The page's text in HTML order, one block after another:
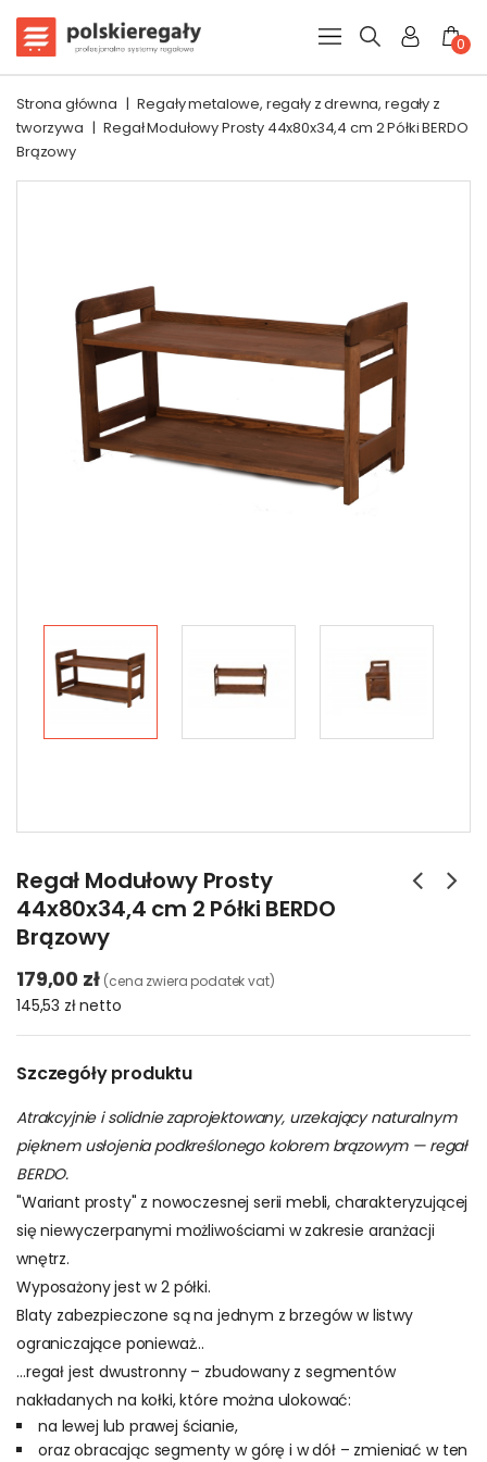
0
Strona główna | Regały metalowe, regały z drewna, regały z
tworzywa | Regał Modułowy Prosty 44x80x34,4 cm 2 Półki BERDO
Brązowy
Regał Modułowy Prosty
44x80x34,4 cm 2 Półki BERDO
Brązowy
179,00 zł (cena zwiera podatek vat)
145,53 złnetto
Szczegóły produktu
Atrakcyjnie i solidnie zaprojektowany, urzekający naturalnym
pięknem usłojenia podkreślonego kolorem brązowym — regał
BERDO.
"Wariant prosty" z nowoczesnej serii mebli, charakteryzującej
się niewyczerpanymi możliwościami w zakresie aranżacji
wnętrz.
Wyposażony jest w 2 półki.
Blaty zabezpieczone są na jednym z brzegów w listwy
ograniczające ponieważ...
…regał jest dwustronny – zbudowany z segmentów
nakładanych na kołki, które można ulokować:
na lewej lub prawej ścianie,
oraz obracając segmenty w górę i w dół – zmieniać w ten